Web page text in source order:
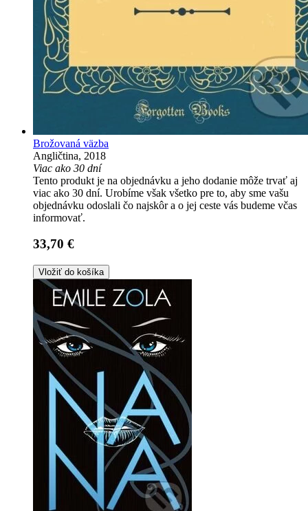
Brožovaná väzba
Angličtina, 2018
Viac ako 30 dní
Tento produkt je na objednávku a jeho dodanie môže trvať aj
viac ako 30 dní. Urobíme však všetko pre to, aby sme vašu
objednávku odoslali čo najskôr a o jej ceste vás budeme včas
informovať.
33,70 €
Vložiť do košíka